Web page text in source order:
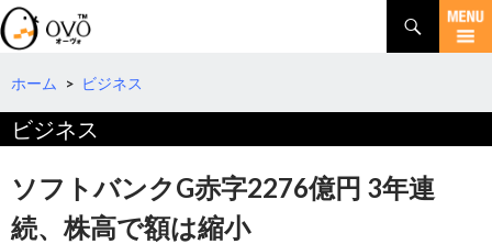
検
索
コ
テ
へ
ホーム > ビジネス
ビジネス
ソフトバンクG赤字2276億円 3年連
続、株高で額は縮小